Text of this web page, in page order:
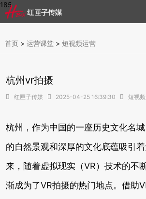
185
首页 > 运营课堂 > 短视频运营
杭州vr拍摄
 红匣子传媒  2025-04-25 16:39:30  短视
杭州，作为中国的一座历史文化名
的自然景观和深厚的文化底蕴吸引
来，随着虚拟现实（VR）技术的不
渐成为了VR拍摄的热门地点。借助